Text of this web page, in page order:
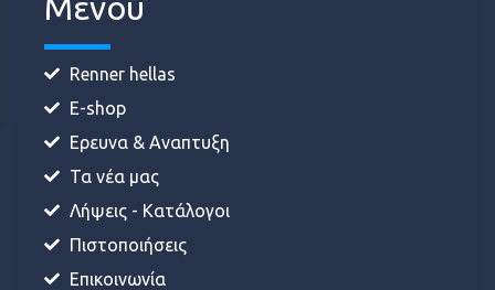
Renner hellas
E-shop
Ερευνα & Αναπτυξη
Τα νέα μας
Λήψεις - Κατάλογοι
Πιστοποιήσεις
Επικοινωνία